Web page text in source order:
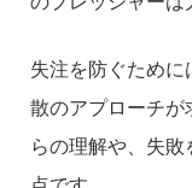
失注を防ぐために
散のアプローチが
らの理解や、失